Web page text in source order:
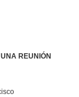
REUNIÓN